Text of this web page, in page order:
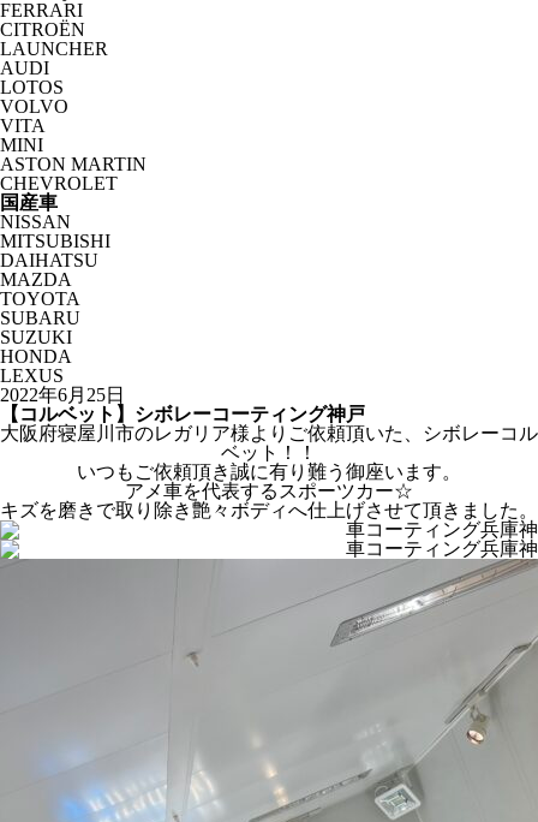
FERRARI
CITROËN
LAUNCHER
AUDI
LOTOS
VOLVO
VITA
MINI
ASTON MARTIN
CHEVROLET
国産車
NISSAN
MITSUBISHI
DAIHATSU
MAZDA
TOYOTA
SUBARU
SUZUKI
HONDA
LEXUS
2022年6月25日
【コルベット】シボレーコーティング神戸
大阪府寝屋川市のレガリア様よりご依頼頂いた、シボレーコル
ベット！！
いつもご依頼頂き誠に有り難う御座います。
アメ車を代表するスポーツカー☆
キズを磨きで取り除き艶々ボディへ仕上げさせて頂きました。